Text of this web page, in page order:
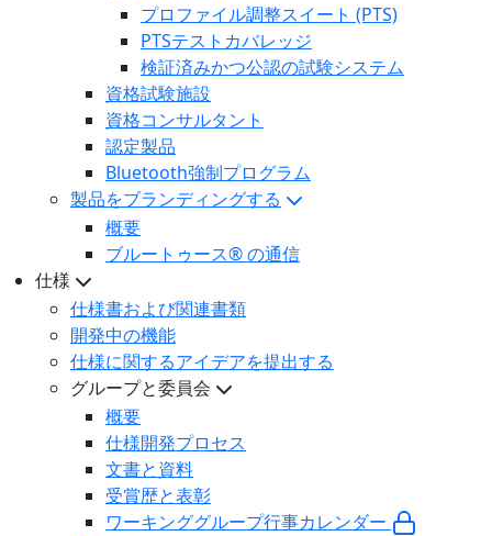
プロファイル調整スイート (PTS)
PTSテストカバレッジ
検証済みかつ公認の試験システム
資格試験施設
資格コンサルタント
認定製品
Bluetooth強制プログラム
製品をブランディングする
概要
ブルートゥース® の通信
仕様
仕様書および関連書類
開発中の機能
仕様に関するアイデアを提出する
グループと委員会
概要
仕様開発プロセス
文書と資料
受賞歴と表彰
ワーキンググループ行事カレンダー